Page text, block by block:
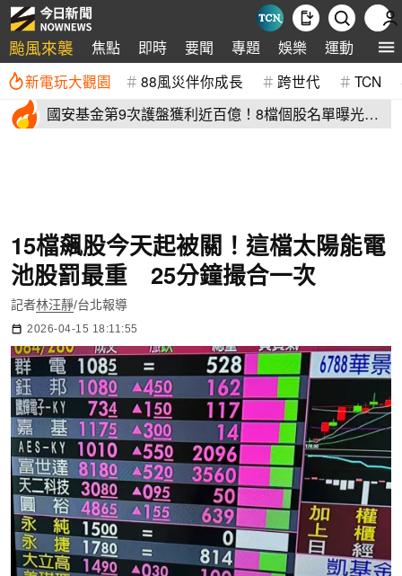
颱風來襲 焦點 即時 要聞 專題 娛樂 運動 全球
新電玩大觀園 88風災伴你成長 跨世代 TCN
國安基金第9次護盤獲利近百億！8檔個股名單曝光
15檔飆股今天起被關！這檔太陽能電
池股罰最重 25分鐘撮合一次
記者林汪靜/台北報導
2026-04-15 18:11:55